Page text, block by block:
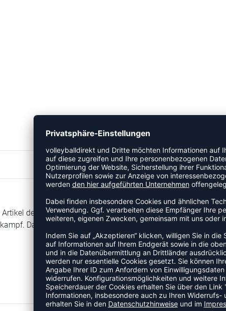
der Kategorie Longsleeve. Der luftige Schnitt sorgt für
Das Modell ist Teil der Drive-Kollektion von Stanno.